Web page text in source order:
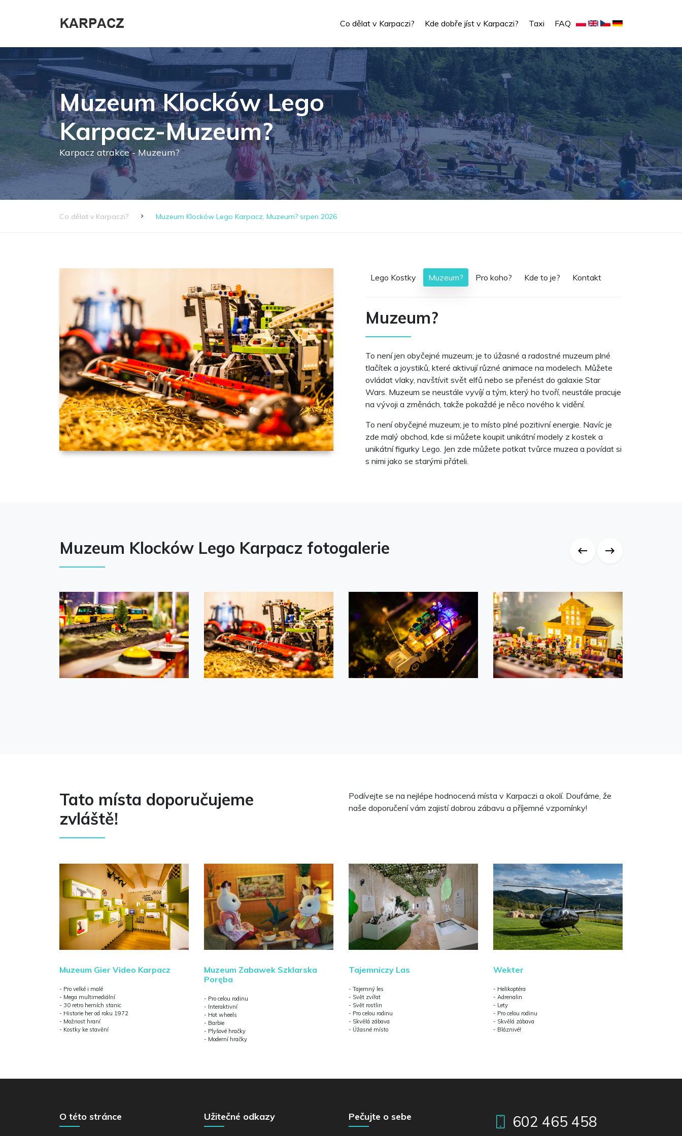
Co dělat v Karpaczi? Kde dobře jíst v Karpaczi? Taxi FAQ
Muzeum Klocków Lego
Karpacz-Muzeum?
Karpacz atrakce - Muzeum?
Co dělat v Karpaczi? Muzeum Klocków Lego Karpacz, Muzeum? srpen 2026
Lego Kostky Muzeum? Pro koho? Kde to je? Kontakt
Muzeum?
To není jen obyčejné muzeum; je to úžasné a radostné muzeum plné
tlačítek a joystiků, které aktivují různé animace na modelech. Můžete
ovládat vlaky, navštívit svět elfů nebo se přenést do galaxie Star
Wars. Muzeum se neustále vyvíjí a tým, který ho tvoří, neustále pracuje
na vývoji a změnách, takže pokaždé je něco nového k vidění.
To není obyčejné muzeum; je to místo plné pozitivní energie. Navíc je
zde malý obchod, kde si můžete koupit unikátní modely z kostek a
unikátní figurky Lego. Jen zde můžete potkat tvůrce muzea a povídat si
s nimi jako se starými přáteli.
Muzeum Klocków Lego Karpacz fotogalerie
Tato místa doporučujeme
zvláště!
Podívejte se na nejlépe hodnocená místa v Karpaczi a okolí. Doufáme, že
naše doporučení vám zajistí dobrou zábavu a příjemné vzpomínky!
Muzeum Gier Video Karpacz
- Pro velké i malé
- Mega multimediální
- 30 retro herních stanic
- Historie her od roku 1972
- Možnost hraní
- Kostky ke stavění
Muzeum Zabawek Szklarska
Poręba
- Pro celou rodinu
- Interaktivní
- Hot wheels
- Barbie
- Plyšové hračky
- Moderní hračky
Tajemniczy Las
- Tajemný les
- Svět zvířat
- Svět rostlin
- Pro celou rodinu
- Skvělá zábava
- Úžasné místo
Wekter
- Helikoptéra
- Adrenalin
- Lety
- Pro celou rodinu
- Skvělá zábava
- Bláznivé!
O této stránce Užitečné odkazy Pečujte o sebe 602 465 458